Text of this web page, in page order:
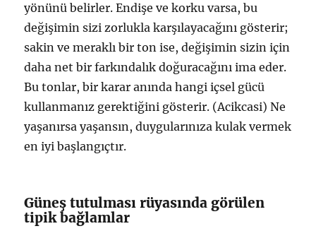
yönünü belirler. Endişe ve korku varsa, bu
değişimin sizi zorlukla karşılayacağını gösterir;
sakin ve meraklı bir ton ise, değişimin sizin için
daha net bir farkındalık doğuracağını ima eder.
Bu tonlar, bir karar anında hangi içsel gücü
kullanmanız gerektiğini gösterir. (Acikcasi) Ne
yaşanırsa yaşansın, duygularınıza kulak vermek
en iyi başlangıçtır.
Güneş tutulması rüyasında görülen
tipik bağlamlar